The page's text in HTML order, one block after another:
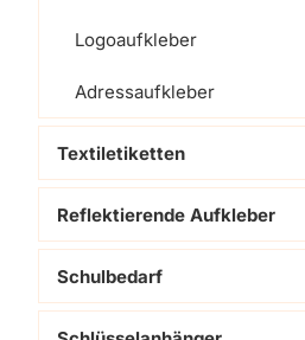
Logoaufkleber
Adressaufkleber
Textiletiketten
Reflektierende Aufkleber
Schulbedarf